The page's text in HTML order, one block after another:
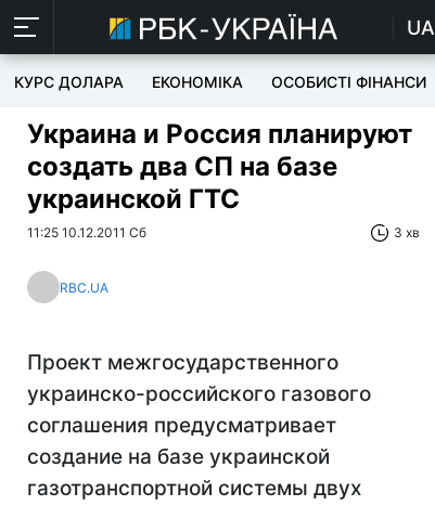
UA
КУРС ДОЛАРА ЕКОНОМІКА ОСОБИСТІ ФІНАНСИ
Украина и Россия планируют
создать два СП на базе
украинской ГТС
11:25 10.12.2011 Сб 3 хв
RBC.UA
Проект межгосударственного
украинско-российского газового
соглашения предусматривает
создание на базе украинской
газотранспортной системы двух